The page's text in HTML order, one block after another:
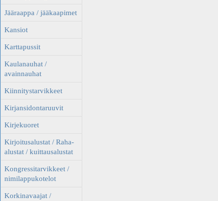
Jääraappa / jääkaapimet
Kansiot
Karttapussit
Kaulanauhat /
avainnauhat
Kiinnitystarvikkeet
Kirjansidontaruuvit
Kirjekuoret
Kirjoitusalustat / Raha-
alustat / kuittausalustat
Kongressitarvikkeet /
nimilappukotelot
Korkinavaajat /